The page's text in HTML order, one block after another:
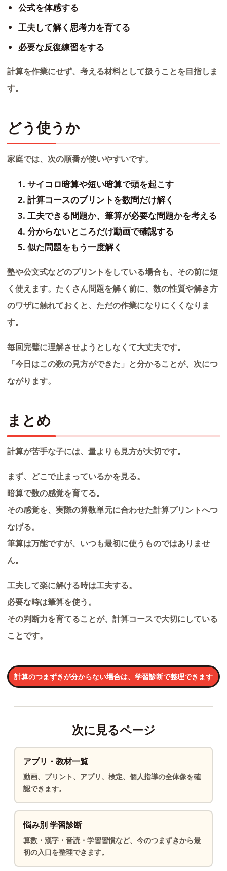
公式を体感する
工夫して解く思考力を育てる
必要な反復練習をする
計算を作業にせず、考える材料として扱うことを目指しま
す。
どう使うか
家庭では、次の順番が使いやすいです。
サイコロ暗算や短い暗算で頭を起こす
計算コースのプリントを数問だけ解く
工夫できる問題か、筆算が必要な問題かを考える
分からないところだけ動画で確認する
似た問題をもう一度解く
塾や公文式などのプリントをしている場合も、その前に短
く使えます。たくさん問題を解く前に、数の性質や解き方
のワザに触れておくと、ただの作業になりにくくなりま
す。
毎回完璧に理解させようとしなくて大丈夫です。
「今日はこの数の見方ができた」と分かることが、次につ
ながります。
まとめ
計算が苦手な子には、量よりも見方が大切です。
まず、どこで止まっているかを見る。
暗算で数の感覚を育てる。
その感覚を、実際の算数単元に合わせた計算プリントへつ
なげる。
筆算は万能ですが、いつも最初に使うものではありませ
ん。
工夫して楽に解ける時は工夫する。
必要な時は筆算を使う。
その判断力を育てることが、計算コースで大切にしている
ことです。
計算のつまずきが分からない場合は、学習診断で整理できます
次に見るページ
アプリ・教材一覧
動画、プリント、アプリ、検定、個人指導の全体像を確
認できます。
悩み別 学習診断
算数・漢字・音読・学習習慣など、今のつまずきから最
初の入口を整理できます。